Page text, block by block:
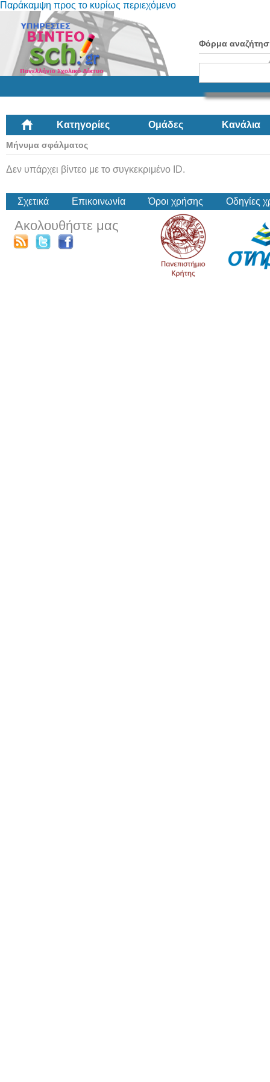
Παράκαμψη προς το κυρίως περιεχόμενο
Φόρμα
Κατηγορίες Ομάδες Κανάλια
Μήνυμα σφάλματος
Δεν υπάρχει βίντεο με το συγκεκριμένο ID.
Σχετικά Επικοινωνία Όροι χρήσης Οδηγίες
Ακολουθήστε μας